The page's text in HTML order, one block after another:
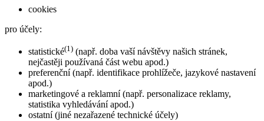
cookies
pro účely:
statistické(1) (např. doba vaší návštěvy našich stránek,
nejčastěji používaná část webu apod.)
preferenční (např. identifikace prohlížeče, jazykové nastavení
apod.)
marketingové a reklamní (např. personalizace reklamy,
statistika vyhledávání apod.)
ostatní (jiné nezařazené technické účely)